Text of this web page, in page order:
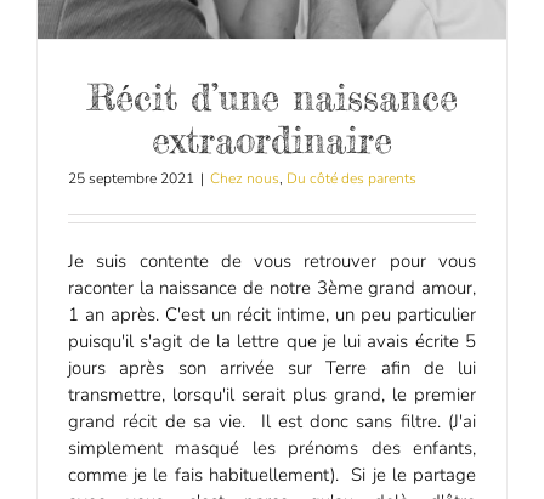
Récit d’une naissance
extraordinaire
25 septembre 2021 | Chez nous, Du côté des parents
Je suis contente de vous retrouver pour vous
raconter la naissance de notre 3ème grand amour,
1 an après. C'est un récit intime, un peu particulier
puisqu'il s'agit de la lettre que je lui avais écrite 5
jours après son arrivée sur Terre afin de lui
transmettre, lorsqu'il serait plus grand, le premier
grand récit de sa vie. Il est donc sans filtre. (J'ai
simplement masqué les prénoms des enfants,
comme je le fais habituellement). Si je le partage